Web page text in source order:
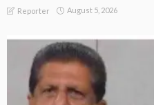
Reporter August 5, 2026